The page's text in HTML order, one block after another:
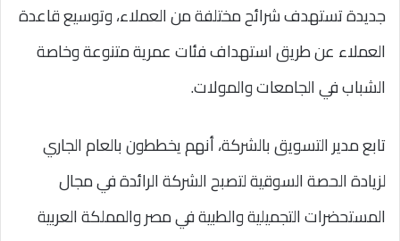
جديدة تستهدف شرائح مختلفة من العملاء، وتوسيع قاعدة
العملاء عن طريق استهداف فئات عمرية متنوعة وخاصة
الشباب في الجامعات والمولات.
تابع مدير التسويق بالشركة، أنهم يخططون بالعام الجاري
لزيادة الحصة السوقية لتصبح الشركة الرائدة في مجال
المستحضرات التجميلية والطبية في مصر والمملكة العربية